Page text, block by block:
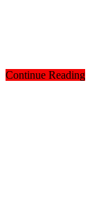
Continue Reading